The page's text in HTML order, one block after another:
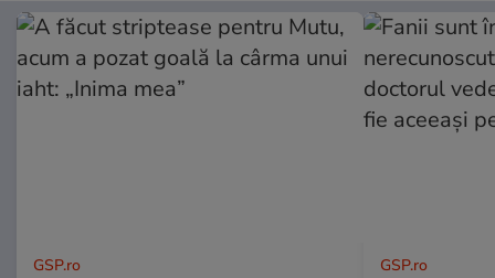
GSP.ro GSP.ro